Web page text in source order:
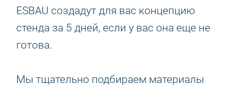
ESBAU создадут для вас концепцию
стенда за 5 дней, если у вас она еще не
готова.
Мы тщательно подбираем материалы